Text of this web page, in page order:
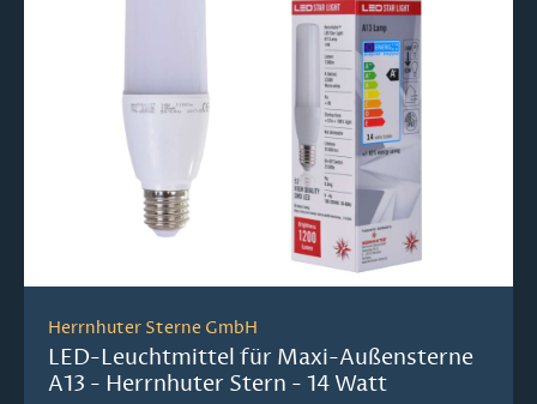
Herrnhuter Sterne GmbH
LED-Leuchtmittel für Maxi-Außensterne
A13 - Herrnhuter Stern - 14 Watt